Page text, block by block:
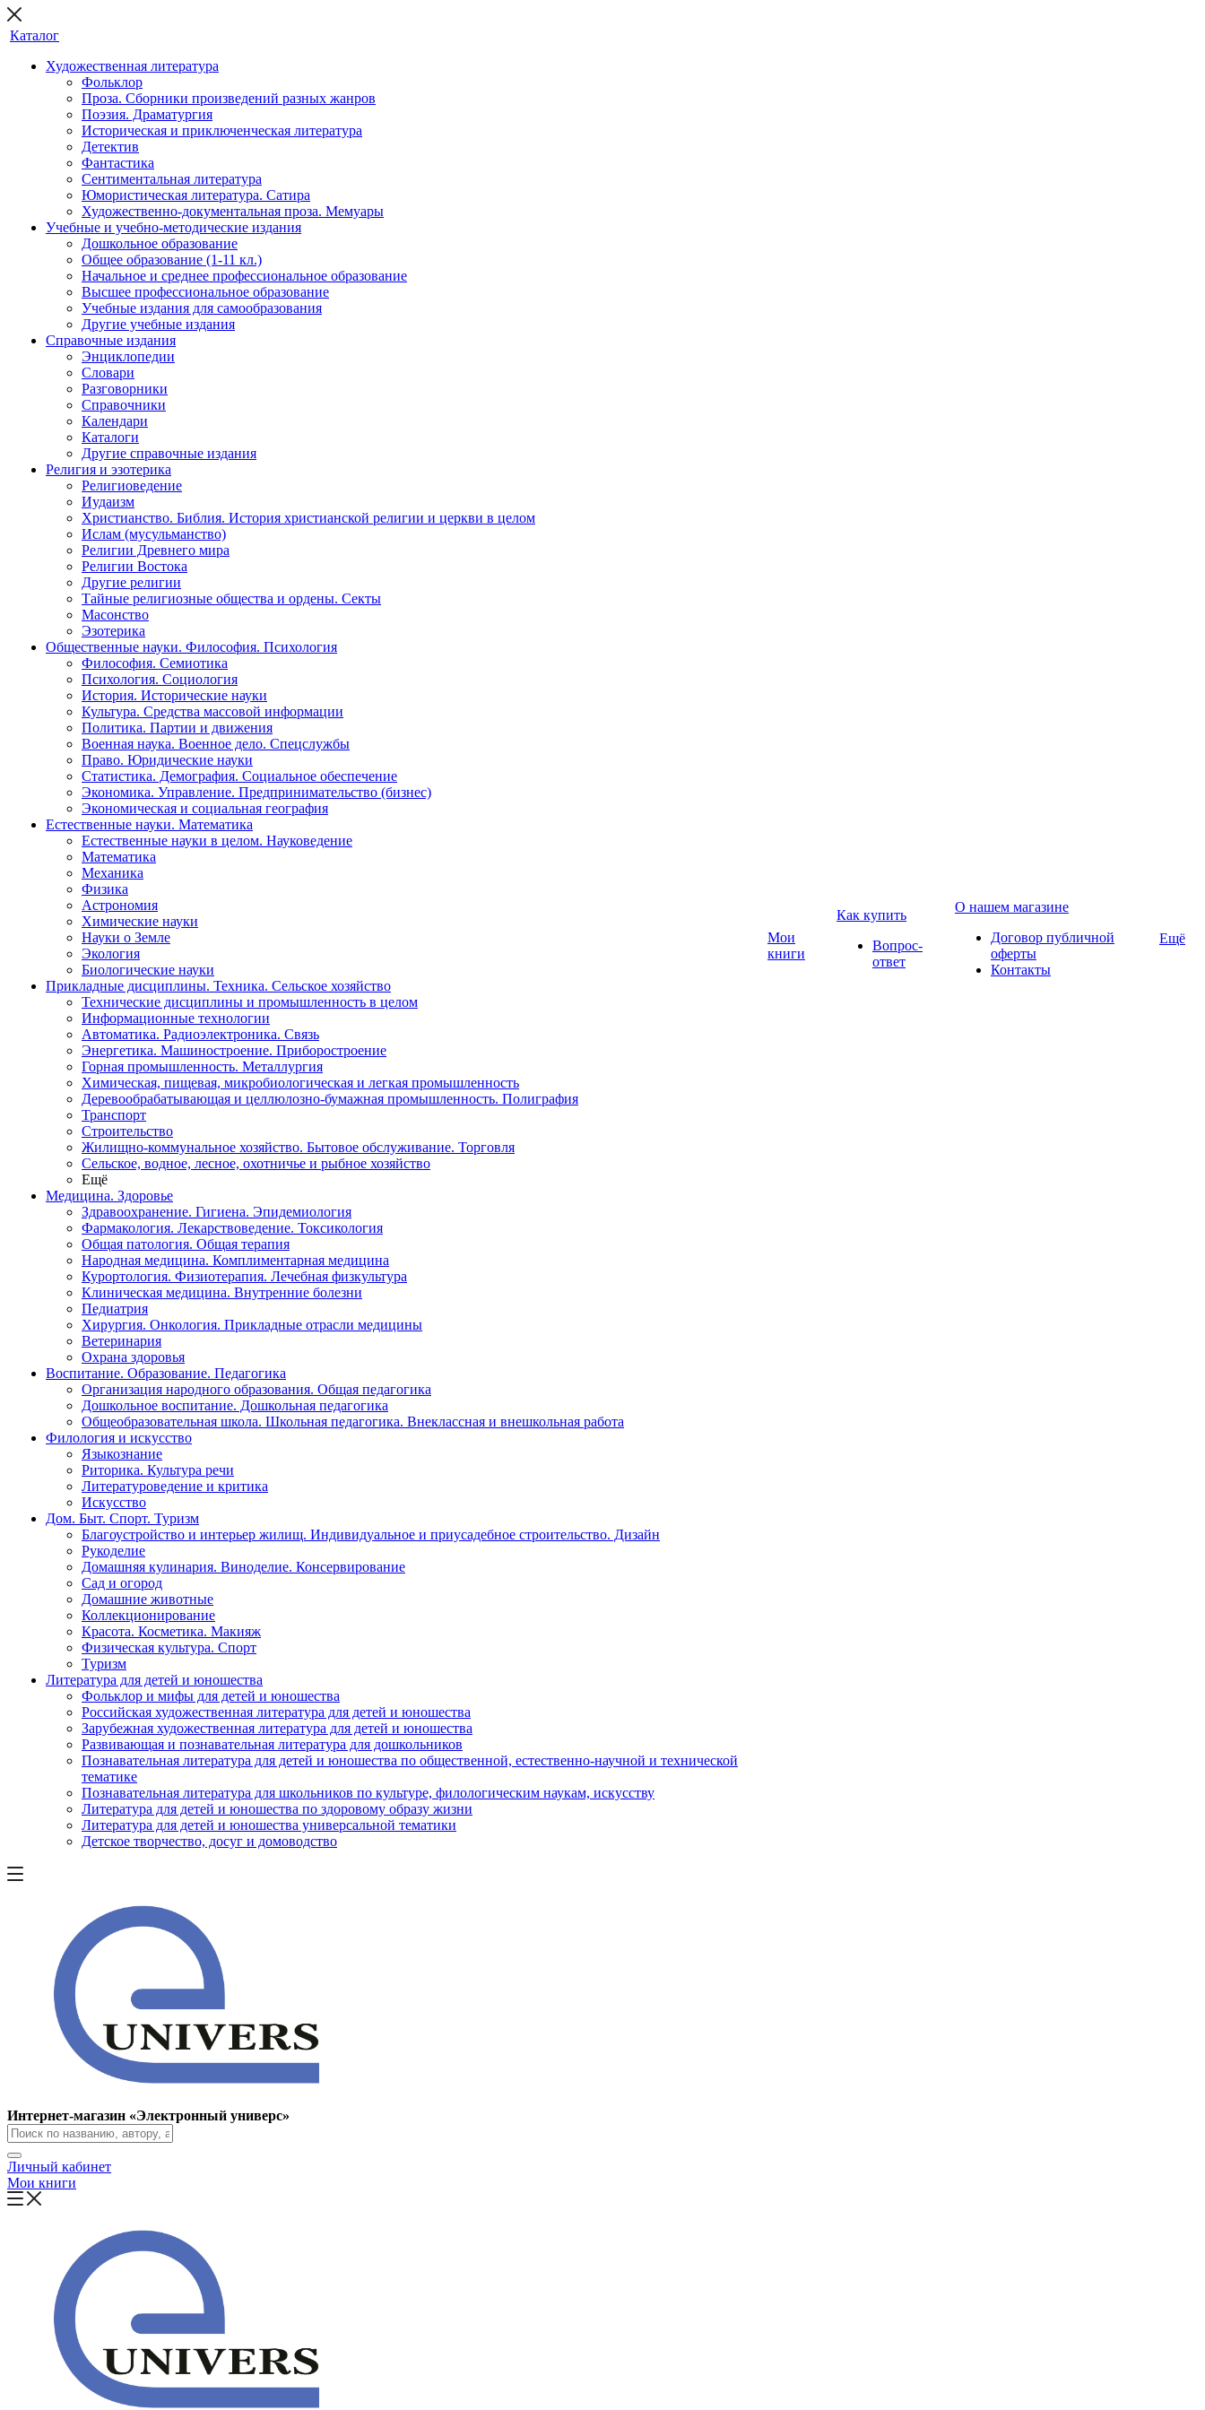
Каталог
Художественная литература
Фольклор
Проза. Сборники произведений разных жанров
Поэзия. Драматургия
Историческая и приключенческая литература
Детектив
Фантастика
Сентиментальная литература
Юмористическая литература. Сатира
Художественно-документальная проза. Мемуары
Учебные и учебно-методические издания
Дошкольное образование
Общее образование (1-11 кл.)
Начальное и среднее профессиональное образование
Высшее профессиональное образование
Учебные издания для самообразования
Другие учебные издания
Справочные издания
Энциклопедии
Словари
Разговорники
Справочники
Календари
Каталоги
Другие справочные издания
Религия и эзотерика
Религиоведение
Иудаизм
Христианство. Библия. История христианской религии и церкви в целом
Ислам (мусульманство)
Религии Древнего мира
Религии Востока
Другие религии
Тайные религиозные общества и ордены. Секты
Масонство
Эзотерика
Общественные науки. Философия. Психология
Философия. Семиотика
Психология. Социология
История. Исторические науки
Культура. Средства массовой информации
Политика. Партии и движения
Военная наука. Военное дело. Спецслужбы
Право. Юридические науки
Статистика. Демография. Социальное обеспечение
Экономика. Управление. Предпринимательство (бизнес)
Экономическая и социальная география
Естественные науки. Математика
Естественные науки в целом. Науковедение
Математика
Механика
Физика
Астрономия
Химические науки
Науки о Земле
Экология
Биологические науки
Прикладные дисциплины. Техника. Сельское хозяйство
Технические дисциплины и промышленность в целом
Информационные технологии
Автоматика. Радиоэлектроника. Связь
Энергетика. Машиностроение. Приборостроение
Горная промышленность. Металлургия
Химическая, пищевая, микробиологическая и легкая промышленность
Деревообрабатывающая и целлюлозно-бумажная промышленность. Полиграфия
Транспорт
Строительство
Жилищно-коммунальное хозяйство. Бытовое обслуживание. Торговля
Сельское, водное, лесное, охотничье и рыбное хозяйство
Ещё
Медицина. Здоровье
Здравоохранение. Гигиена. Эпидемиология
Фармакология. Лекарствоведение. Токсикология
Общая патология. Общая терапия
Народная медицина. Комплиментарная медицина
Курортология. Физиотерапия. Лечебная физкультура
Клиническая медицина. Внутренние болезни
Педиатрия
Хирургия. Онкология. Прикладные отрасли медицины
Ветеринария
Охрана здоровья
Воспитание. Образование. Педагогика
Организация народного образования. Общая педагогика
Дошкольное воспитание. Дошкольная педагогика
Общеобразовательная школа. Школьная педагогика. Внеклассная и внешкольная работа
Филология и искусство
Языкознание
Риторика. Культура речи
Литературоведение и критика
Искусство
Дом. Быт. Спорт. Туризм
Благоустройство и интерьер жилищ. Индивидуальное и приусадебное строительство. Дизайн
Рукоделие
Домашняя кулинария. Виноделие. Консервирование
Сад и огород
Домашние животные
Коллекционирование
Красота. Косметика. Макияж
Физическая культура. Спорт
Туризм
Литература для детей и юношества
Фольклор и мифы для детей и юношества
Российская художественная литература для детей и юношества
Зарубежная художественная литература для детей и юношества
Развивающая и познавательная литература для дошкольников
Познавательная литература для детей и юношества по общественной, естественно-научной и технической
тематике
Познавательная литература для школьников по культуре, филологическим наукам, искусству
Литература для детей и юношества по здоровому образу жизни
Литература для детей и юношества универсальной тематики
Детское творчество, досуг и домоводство
Мои
книги
Как купить
Вопрос-
ответ
О нашем магазине
Договор публичной
оферты
Контакты
Ещё
Интернет-магазин «Электронный универс»
Личный кабинет
Мои книги